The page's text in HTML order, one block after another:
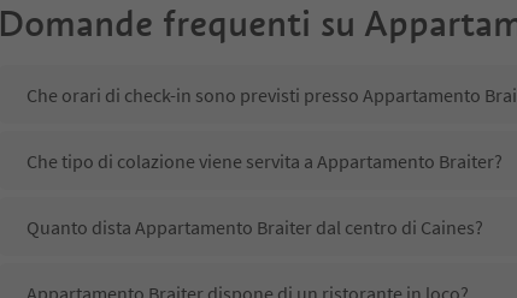
Domande frequenti su
Che orari di check-in sono previsti presso Appartamento
Che tipo di colazione viene servita a Appartamento Braiter?
Quanto dista Appartamento Braiter dal centro di Caines?
Appartamento Braiter dispone di un ristorante in loco?